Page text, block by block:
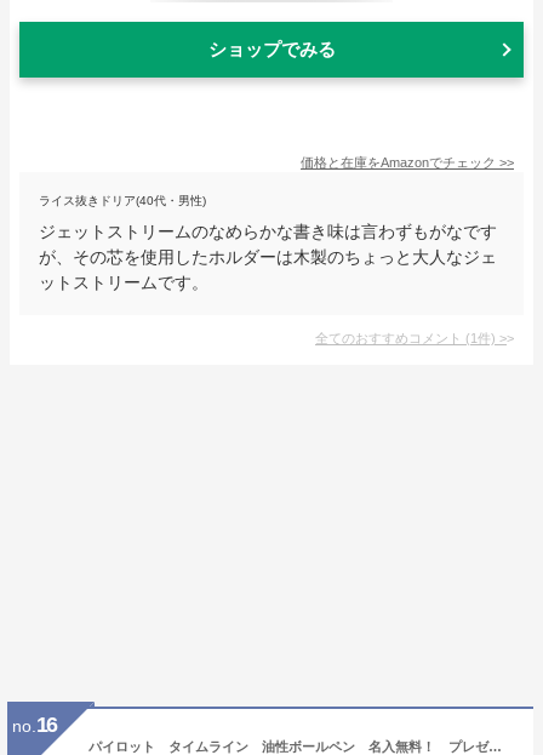
ショップでみる
価格と在庫をAmazonでチェック >>
ライス抜きドリア(40代・男性)
ジェットストリームのなめらかな書き味は言わずもがなです
が、その芯を使用したホルダーは木製のちょっと大人なジェ
ットストリームです。
全てのおすすめコメント (1件) >
no. 16
パイロット タイムライン 油性ボールペン 名入無料！ プレゼント・ノベルティにもオススメ 名入れ無料